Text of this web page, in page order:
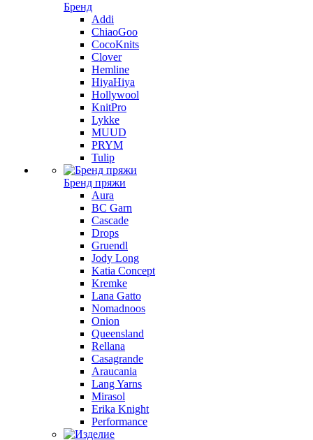
Бренд
Addi
ChiaoGoo
CocoKnits
Clover
Hemline
HiyaHiya
Hollywool
KnitPro
Lykke
MUUD
PRYM
Tulip
Бренд пряжи
Aura
BC Garn
Cascade
Drops
Gruendl
Jody Long
Katia Concept
Kremke
Lana Gatto
Nomadnoos
Onion
Queensland
Rellana
Casagrande
Araucania
Lang Yarns
Mirasol
Erika Knight
Performance